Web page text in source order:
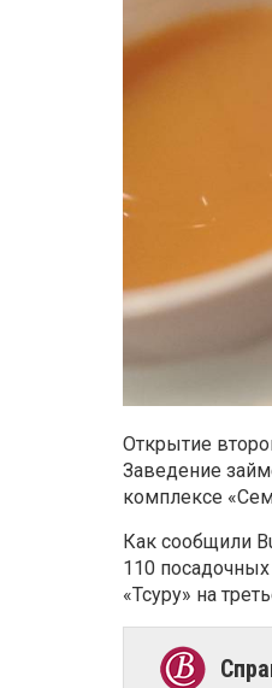
Открытие
Заведение
комплексе
Как сообщили
110
«Тсуру» на